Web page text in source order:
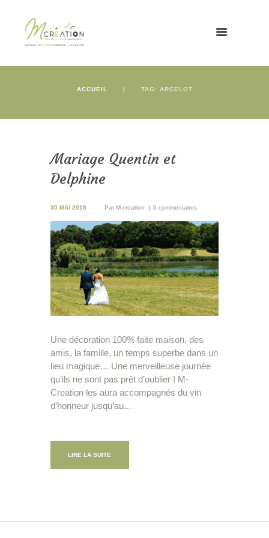
ACCUEIL TAG: ARCELOT
Mariage Quentin et
Delphine
30 MAI 2018 Par M-creation 0 commentaires
Une décoration 100% faite maison, des
amis, la famille, un temps superbe dans un
lieu magique… Une merveilleuse journée
qu’ils ne sont pas prêt d’oublier ! M-
Creation les aura accompagnés du vin
d’honneur jusqu’au...
LIRE LA SUITE